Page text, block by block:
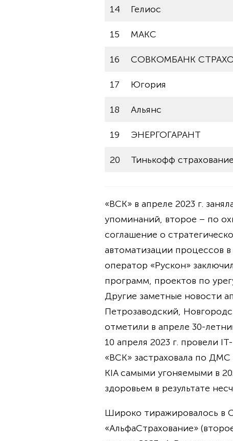
14 Гелиос
15 МАКС
16 СОВКОМБАНК
17 Югория
18 Альянс
19 ЭНЕРГОГАРАНТ
20 Тинькофф страхование
«ВСК» в апреле 2023 г.
упоминаний, второе – по
соглашение о
автоматизации процессов
оператор «Рускон»
программ, проектов по
Другие заметные новости
Петрозаводский,
отметили в апреле 30-
10 апреля 2023 г. провели
«ВСК» застраховала по
KIA самыми угоняемыми в
здоровьем в результате
Широко тиражировалось в
«АльфаСтрахование»